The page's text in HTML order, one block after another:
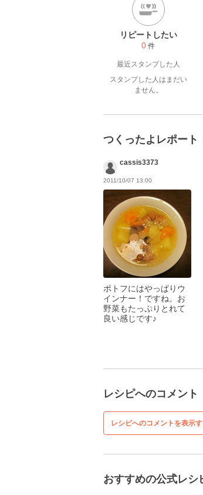
リピートしたい
0 件
最近スタンプした人
スタンプした人はまだい
ません。
つくったよレポート
cassis3373
2011/10/07 13:00
ポトフにはやっぱりウ
インナー！ですね。お
野菜もたっぷりとれて
良い感じです♪
レシピへのコメント
レシピへのコメントを表示
おすすめの公式レシ